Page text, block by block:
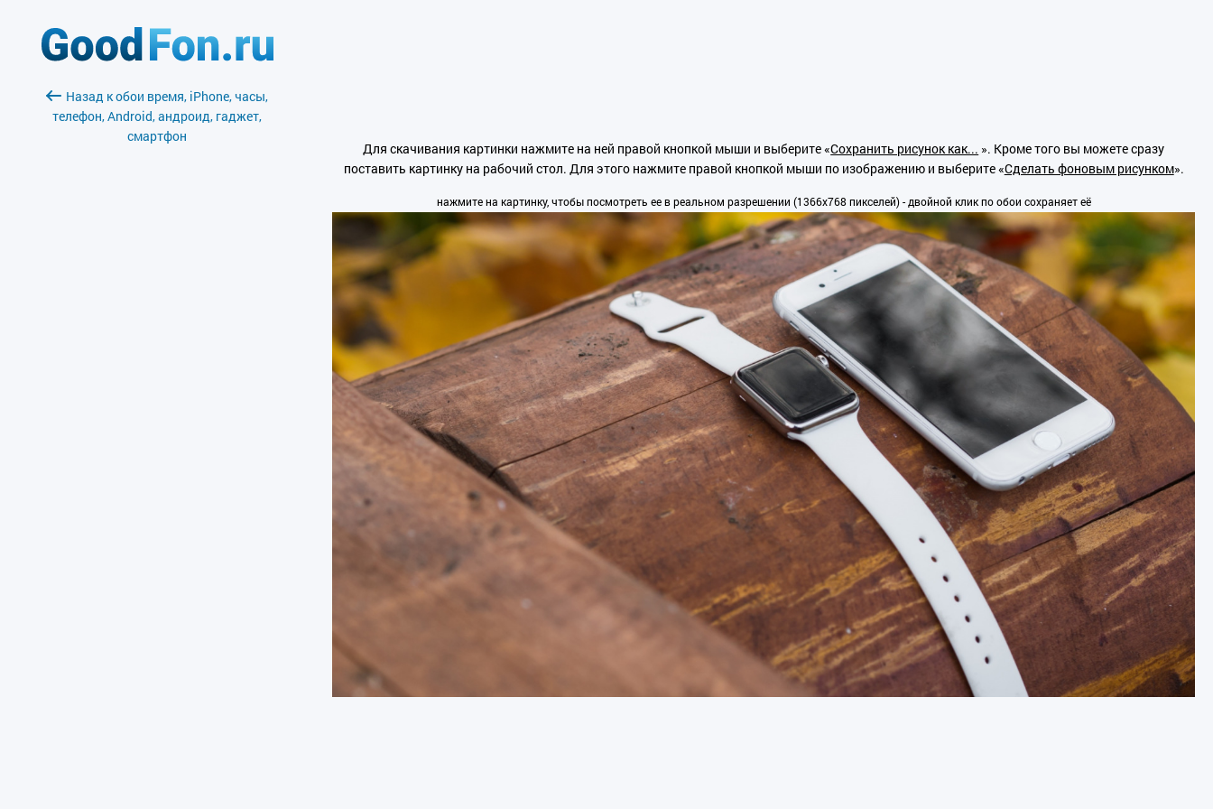
Назад к обои время, iPhone, часы,
телефон, Android, андроид, гаджет,
смартфон
Для скачивания картинки нажмите на ней правой кнопкой мыши и выберите «Сохранить рисунок как... ». Кроме того вы можете сразу
поставить картинку на рабочий стол. Для этого нажмите правой кнопкой мыши по изображению и выберите «Сделать фоновым рисунком».
нажмите на картинку, чтобы посмотреть ее в реальном разрешении (1366x768 пикселей) - двойной клик по обои сохраняет её